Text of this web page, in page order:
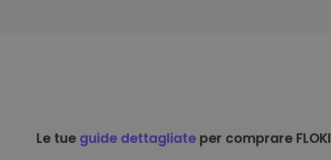
Le tue guide dettagliate per comprare FLOKI